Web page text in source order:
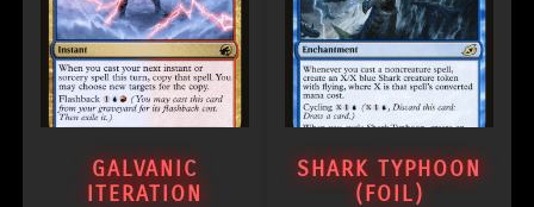
GALVANIC
ITERATION
SHARK TYPHOON
(FOIL)